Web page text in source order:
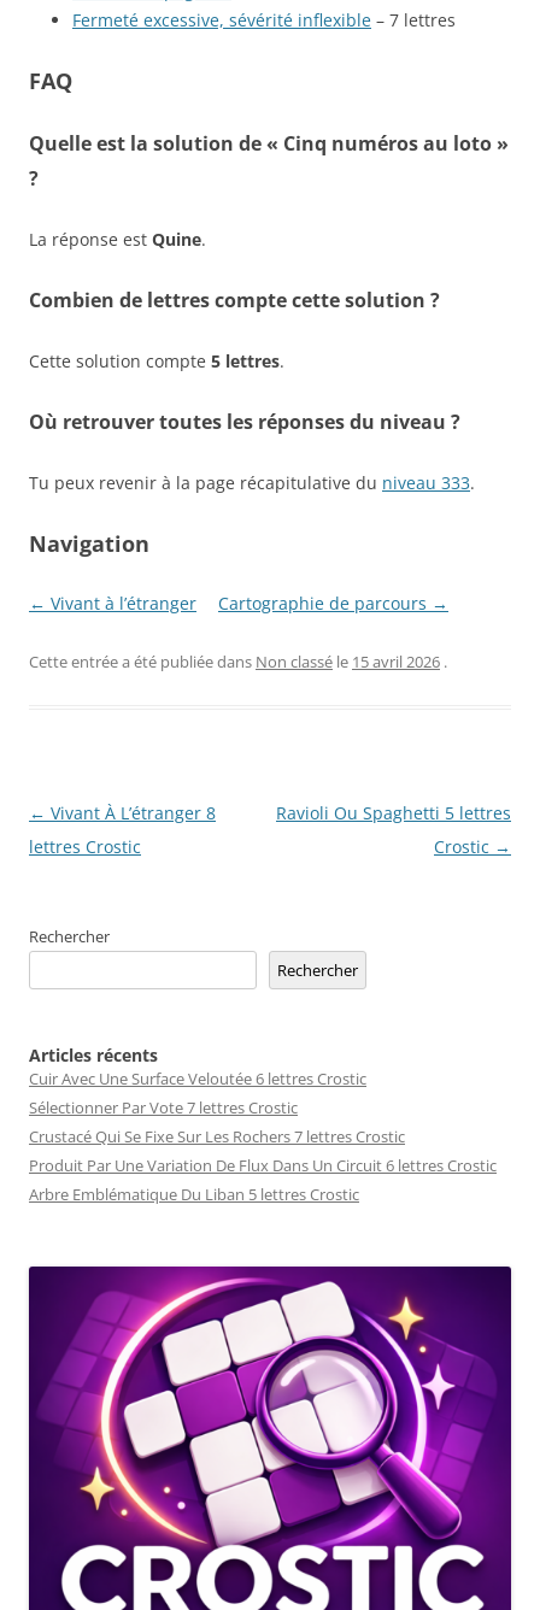
Fermeté excessive, sévérité inflexible – 7 lettres
FAQ
Quelle est la solution de « Cinq numéros au loto »
?
La réponse est Quine.
Combien de lettres compte cette solution ?
Cette solution compte 5 lettres.
Où retrouver toutes les réponses du niveau ?
Tu peux revenir à la page récapitulative du niveau 333.
Navigation
← Vivant à l’étranger Cartographie de parcours →
Cette entrée a été publiée dans Non classé le 15 avril 2026 .
Navigation
des
← Vivant À L’étranger 8
lettres Crostic
Ravioli Ou Spaghetti 5 lettres
Crostic →
Rechercher
Rechercher
Articles récents
Cuir Avec Une Surface Veloutée 6 lettres Crostic
Sélectionner Par Vote 7 lettres Crostic
Crustacé Qui Se Fixe Sur Les Rochers 7 lettres Crostic
Produit Par Une Variation De Flux Dans Un Circuit 6 lettres Crostic
Arbre Emblématique Du Liban 5 lettres Crostic